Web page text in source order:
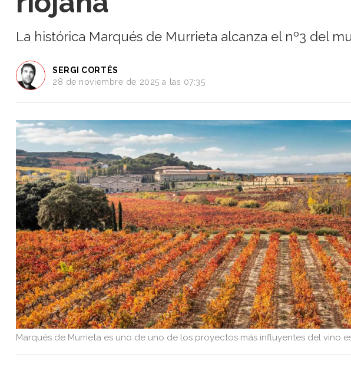
Turismo
Vino
más
Vinos
y
Bodegas
La histórica Marqués de Murrieta alcanza el nº3 del
SERGI CORTÉS
28 de noviembre de 2025 a las 07:35
Marqués de Murrieta es uno de uno de los proyectos más influyentes del vino